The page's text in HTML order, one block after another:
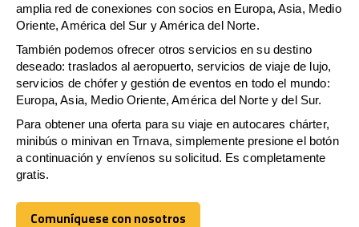
amplia red de conexiones con socios en Europa, Asia, Medio
Oriente, América del Sur y América del Norte.
También podemos ofrecer otros servicios en su destino
deseado: traslados al aeropuerto, servicios de viaje de lujo,
servicios de chófer y gestión de eventos en todo el mundo:
Europa, Asia, Medio Oriente, América del Norte y del Sur.
Para obtener una oferta para su viaje en autocares chárter,
minibús o minivan en Trnava, simplemente presione el botón
a continuación y envíenos su solicitud. Es completamente
gratis.
Comuníquese con nosotros